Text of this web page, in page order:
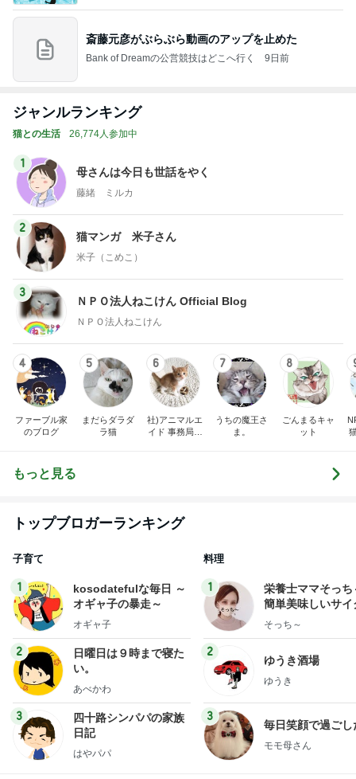
斎藤元彦がぶらぶら動画のアップを止めた
Bank of Dreamの公営競技はどこへ行く 9日前
ジャンルランキング
猫との生活 26,774人参加中
1
母さんは今日も世話をやく
藤緒 ミルカ
2
猫マンガ 米子さん
米子（こめこ）
3
ＮＰＯ法人ねこけん Official Blog
ＮＰＯ法人ねこけん
4
ファーブル家
のブログ
5
まだらダラダ
ラ猫
6
社)アニマルエ
イド 事務局＆
7
うちの魔王さ
ま。
8
ごんまるキャ
ット
もっと見る
トップブロガーランキング
子育て
1
kosodatefulな毎日 ～
オギャ子の暴走～
オギャ子
2
日曜日は９時まで寝た
い。
あべかわ
3
四十路シンパパの家族
日記
はやパパ
料理
1
栄養士ママそっち
簡単美味しいサイ
献立
そっち～
2
ゆうき酒場
ゆうき
3
毎日笑顔で過ごし
モモ母さん